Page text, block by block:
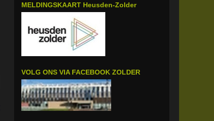
MELDINGSKAART Heusden-Zolder
VOLG ONS VIA FACEBOOK ZOLDER